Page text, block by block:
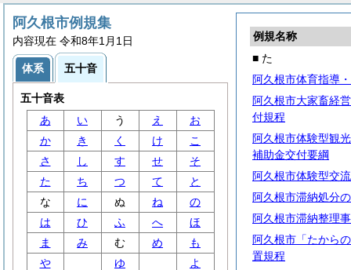
例規名称
■ た
阿久根市体育指導
阿久根市大家畜経
付規程
阿久根市体験型観
補助金交付要綱
阿久根市体験型交
阿久根市滞納処分
阿久根市滞納整理
阿久根市「たから
置規程
阿久根市例規集
内容現在 令和8年1月1日
体系 五十音
五十音表
あ
い う え
お
か
き く け
こ
さ
し す せ
そ
た
ち つ て
と
な
に ぬ ね
の
は
ひ ふ へ
ほ
ま
み む め
も
や
ゆ
よ